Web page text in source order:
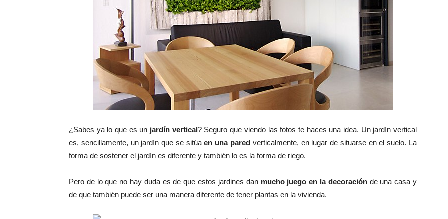
¿Sabes ya lo que es un jardín vertical? Seguro que viendo las fotos te haces una idea. Un jardín vertical
es, sencillamente, un jardín que se sitúaen una pared verticalmente, en lugar de situarse en el suelo. La
forma de sostener el jardín es diferente y también lo es la forma de riego.
Pero de lo que no hay duda es de que estos jardines dan mucho juego en la decoraciónde una casa y
de que también puede ser una manera diferente de tener plantas en la vivienda.